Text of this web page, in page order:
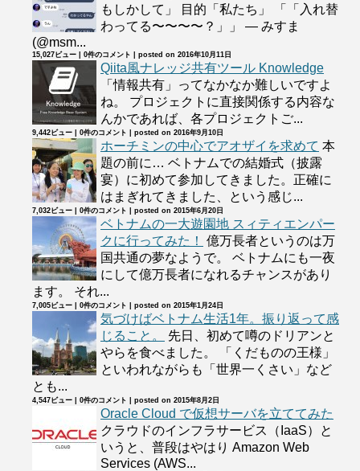
もしかして」 目的「私たち」 「「入れ替
わってる〜〜〜〜？」」 — みすま
(@msm...
15,027ビュー 0件のコメント posted on 2016年10月11日
Qiita風ナレッジ共有ツール Knowledge
「情報共有」ってなかなか難しいですよ
ね。 プロジェクトに直接関係する内容な
んかであれば、各プロジェクトご...
9,442ビュー 0件のコメント posted on 2016年9月10日
ホーチミンの中心でアオザイを求めて 本
題の前に… ベトナムでの結婚式（披露
宴）に初めて参加してきました。正確に
はまぎれてきました、という感じ...
7,032ビュー 0件のコメント posted on 2015年6月20日
ベトナムの一大遊園地 スィティエンパー
クに行ってみた！
億万長者というのは万
国共通の夢なようで。 ベトナムにも一夜
にして億万長者になれるチャンスがあり
ます。 それ...
7,005ビュー 0件のコメント posted on 2015年1月24日
気づけばベトナム生活1年。振り返って感
じること。
先日、初めて噂のドリアンと
やらを食べました。 「くだものの王様」
といわれながらも「世界一くさい」など
とも...
4,547ビュー 0件のコメント posted on 2015年8月2日
Oracle Cloud で仮想サーバを立ててみた
クラウドのインフラサービス（IaaS）と
いうと、普段はやはり Amazon Web
Services (AWS...